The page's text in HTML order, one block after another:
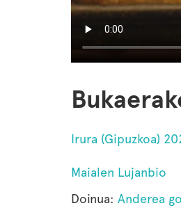
Irura (Gipuzkoa)
Maialen Lujanbio
Doinua: Anderea